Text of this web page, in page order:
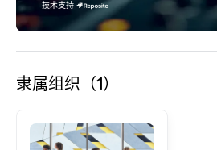
技术支持
隶属组织（1）